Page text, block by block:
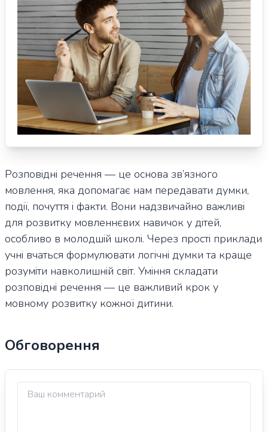
Розповідні речення — це основа зв’язного
мовлення, яка допомагає нам передавати думки,
події, почуття і факти. Вони надзвичайно важливі
для розвитку мовленнєвих навичок у дітей,
особливо в молодшій школі. Через прості приклади
учні вчаться формулювати логічні думки та краще
розуміти навколишній світ. Уміння складати
розповідні речення — це важливий крок у
мовному розвитку кожної дитини.
Обговорення